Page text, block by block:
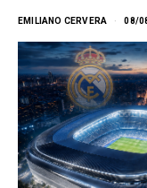
EMILIANO CERVERA 08/